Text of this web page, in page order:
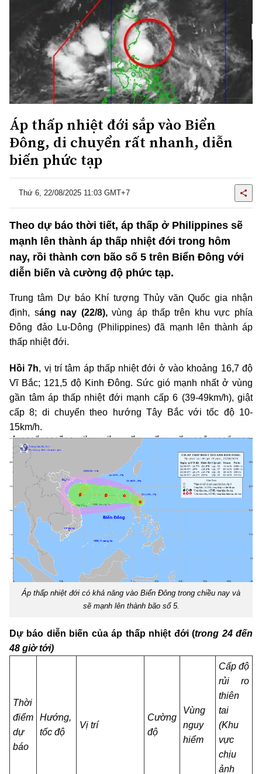
Áp thấp nhiệt đới sắp vào Biển
Đông, di chuyển rất nhanh, diễn
biến phức tạp
Thứ 6, 22/08/2025 11:03 GMT+7
Theo dự báo thời tiết, áp thấp ở Philippines sẽ
mạnh lên thành áp thấp nhiệt đới trong hôm
nay, rồi thành cơn bão số 5 trên Biển Đông với
diễn biến và cường độ phức tạp.
Trung tâm Dự báo Khí tượng Thủy văn Quốc gia nhận
định, sáng nay (22/8),vùng áp thấp trên khu vực phía
Đông đảo Lu-Dông (Philippines) đã mạnh lên thành áp
thấp nhiệt đới.
Hồi 7h, vị trí tâm áp thấp nhiệt đới ở vào khoảng 16,7 độ
Vĩ Bắc; 121,5 độ Kinh Đông. Sức gió mạnh nhất ở vùng
gần tâm áp thấp nhiệt đới mạnh cấp 6 (39-49km/h), giật
cấp 8; di chuyển theo hướng Tây Bắc với tốc độ 10-
15km/h.
Áp thấp nhiệt đới có khả năng vào Biển Đông trong chiều nay và
sẽ mạnh lên thành bão số 5.
Dự báo diễn biến của áp thấp nhiệt đới (trong 24 đến
48 giờ tới)
Thời
điểm
dự
báo
Hướng,
tốc độ
Vị trí
Cường
độ
Vùng
nguy
hiểm
Cấp độ
rủi ro
thiên
tai
(Khu
vực
chịu
ảnh